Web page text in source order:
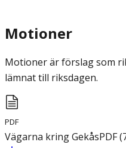
Motioner
Motioner är förslag som
lämnat till riksdagen.
PDF
Vägarna kring GekåsPDF(